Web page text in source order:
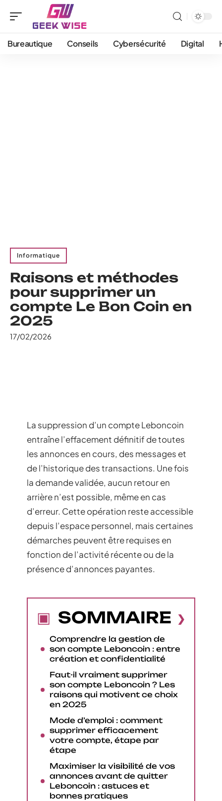
Bureautique Conseils Cybersécurité Digital
Informatique
Raisons et méthodes
pour supprimer un
compte Le Bon Coin en
2025
17/02/2026
La suppression d’un compte Leboncoin
entraîne l’effacement définitif de toutes
les annonces en cours, des messages et
de l’historique des transactions. Une fois
la demande validée, aucun retour en
arrière n’est possible, même en cas
d’erreur. Cette opération reste accessible
depuis l’espace personnel, mais certaines
démarches peuvent être requises en
fonction de l’activité récente ou de la
présence d’annonces payantes.
SOMMAIRE
Comprendre la gestion de
son compte Leboncoin : entre
création et confidentialité
Faut-il vraiment supprimer
son compte Leboncoin ? Les
raisons qui motivent ce choix
en 2025
Mode d’emploi : comment
supprimer efficacement
votre compte, étape par
étape
Maximiser la visibilité de vos
annonces avant de quitter
Leboncoin : astuces et
bonnes pratiques